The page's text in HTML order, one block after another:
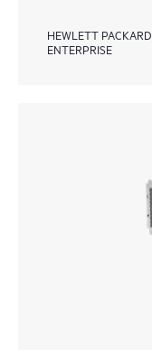
HEWLETT PACKARD
ENTERPRISE